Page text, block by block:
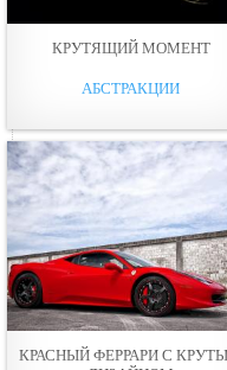
КРУТЯЩИЙ МОМЕНТ
АБСТРАКЦИИ
КРАСНЫЙ ФЕРРАРИ С